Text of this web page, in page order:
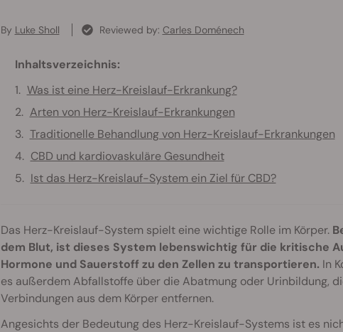
By Luke Sholl Reviewed by: Carles Doménech
Inhaltsverzeichnis:
Was ist eine Herz-Kreislauf-Erkrankung?
Arten von Herz-Kreislauf-Erkrankungen
Traditionelle Behandlung von Herz-Kreislauf-Erkrankungen
CBD und kardiovaskuläre Gesundheit
Ist das Herz-Kreislauf-System ein Ziel für CBD?
Das Herz-Kreislauf-System spielt eine wichtige Rolle im Körper.
dem Blut, ist dieses System lebenswichtig für die kritische
Hormone und Sauerstoff zu den Zellen zu transportieren. In
es außerdem Abfallstoffe über die Abatmung oder Urinbildung,
Verbindungen aus dem Körper entfernen.
Angesichts der Bedeutung des Herz-Kreislauf-Systems ist es